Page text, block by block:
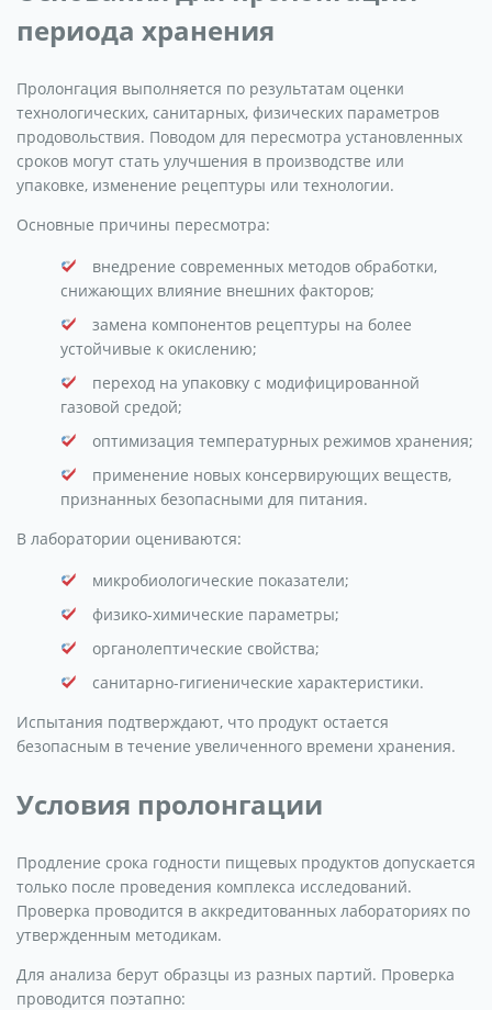
периода хранения
Пролонгация выполняется по результатам оценки
технологических, санитарных, физических параметров
продовольствия. Поводом для пересмотра установленных
сроков могут стать улучшения в производстве или
упаковке, изменение рецептуры или технологии.
Основные причины пересмотра:
внедрение современных методов обработки,
снижающих влияние внешних факторов;
замена компонентов рецептуры на более
устойчивые к окислению;
переход на упаковку с модифицированной
газовой средой;
оптимизация температурных режимов хранения;
применение новых консервирующих веществ,
признанных безопасными для питания.
В лаборатории оцениваются:
микробиологические показатели;
физико-химические параметры;
органолептические свойства;
санитарно-гигиенические характеристики.
Испытания подтверждают, что продукт остается
безопасным в течение увеличенного времени хранения.
Условия пролонгации
Продление срока годности пищевых продуктов допускается
только после проведения комплекса исследований.
Проверка проводится в аккредитованных лабораториях по
утвержденным методикам.
Для анализа берут образцы из разных партий. Проверка
проводится поэтапно: